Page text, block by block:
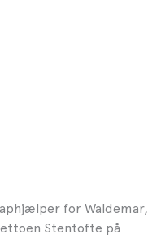
for Waldemar,
Stentofte på